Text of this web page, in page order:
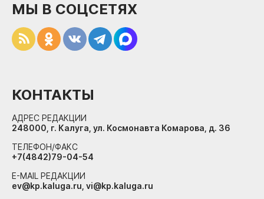
МЫ В СОЦСЕТЯХ
КОНТАКТЫ
АДРЕС РЕДАКЦИИ
248000, г. Калуга, ул. Космонавта Комарова, д. 36
ТЕЛЕФОН/ФАКС
+7(4842)79-04-54
E-MAIL РЕДАКЦИИ
ev@kp.kaluga.ru, vi@kp.kaluga.ru